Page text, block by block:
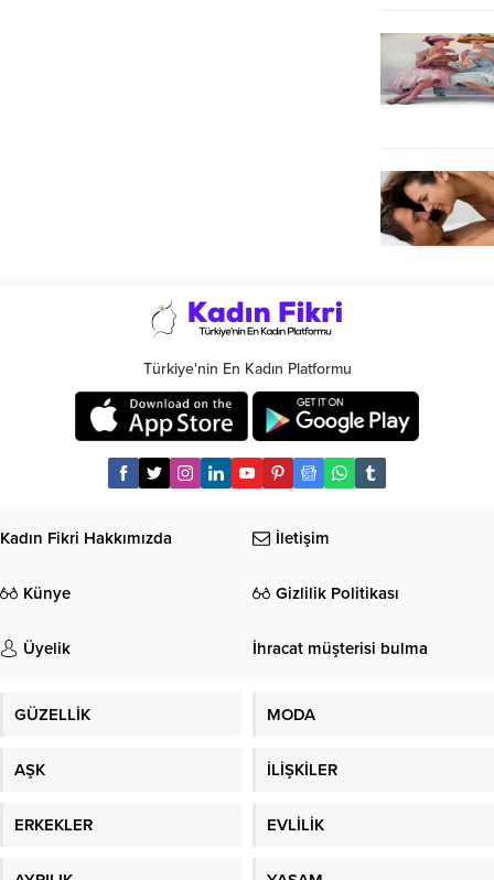
Türkiye'nin En Kadın Platformu
Kadın Fikri Hakkımızda İletişim
Künye Gizlilik Politikası
Üyelik İhracat müşterisi bulma
GÜZELLİK MODA
AŞK İLİŞKİLER
ERKEKLER EVLİLİK